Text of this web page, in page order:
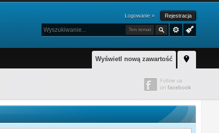
Logowanie » Rejestracja
Ten temat
Wyświetl nową zawartość